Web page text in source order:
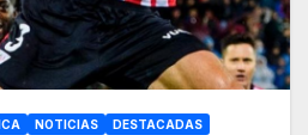
NOTICIAS DESTACADAS